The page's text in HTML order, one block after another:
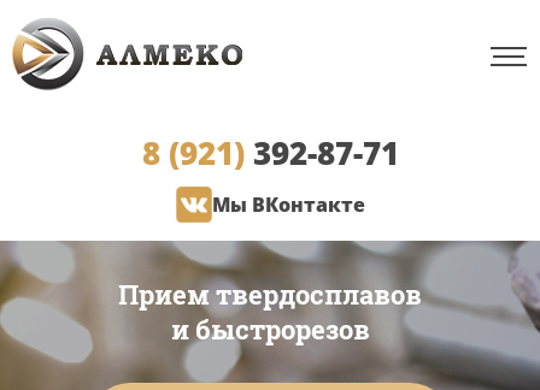
8 (921)392-87-71
Мы ВКонтакте
Прием твердосплавов
и быстрорезов